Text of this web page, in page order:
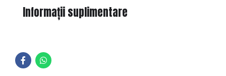
Informații suplimentare